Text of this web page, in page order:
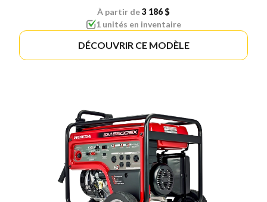
À partir de3 186 $
1 unités en inventaire
DÉCOUVRIR CE MODÈLE